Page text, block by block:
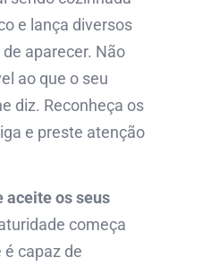
e lança diversos
aparecer. Não
ao que o seu
diz. Reconheça os
e preste atenção
aceite os seus
começa
é capaz de